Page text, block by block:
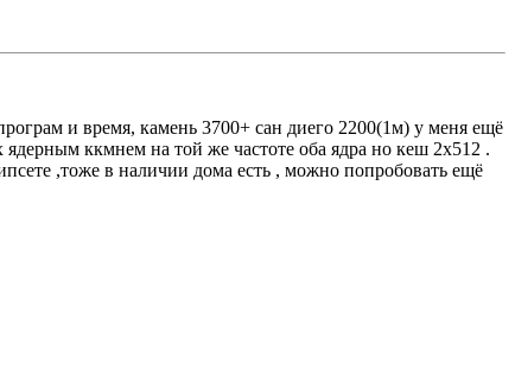
и время, камень 3700+ сан диего 2200(1м) у меня ещё
ядерным ккмнем на той же частоте оба ядра но кеш 2х512 .
,тоже в наличии дома есть , можно попробовать ещё